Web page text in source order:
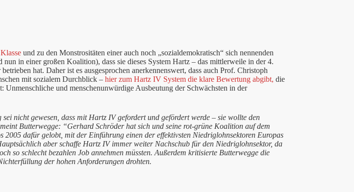
und zu den Monstrositäten einer auch noch „sozialdemokratisch“ sich nennenden
in einer großen Koalition), dass sie dieses System Hartz – das mittlerweile in der 4.
hat. Daher ist es ausgesprochen anerkennenswert, dass auch Prof. Christoph
mit sozialem Durchblick – hier zum Hartz IV System die klare Bewertung abgibt, die
Unmenschliche und menschenunwürdige Ausbeutung der Schwächsten in der
nicht gewesen, dass mit Hartz IV gefordert und gefördert werde – sie wollte den
Butterwegge: “Gerhard Schröder hat sich und seine rot-grüne Koalition auf dem
2005 dafür gelobt, mit der Einführung einen der effektivsten Niedriglohnsektoren Europas
aber schaffe Hartz IV immer weiter Nachschub für den Niedriglohnsektor, da
so schlecht bezahlen Job annehmen müssten. Außerdem kritisierte Butterwegge die
der hohen Anforderungen drohten.